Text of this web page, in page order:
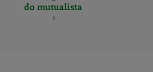
do mutualista